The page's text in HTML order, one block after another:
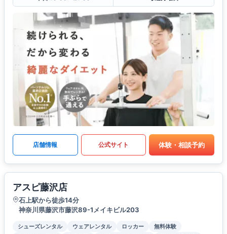
店舗情報 公式サイト 体験・相談予約
アスピ藤沢店
石上駅から徒歩14分
神奈川県藤沢市藤沢89-1メイキビル203
シューズレンタル ウェアレンタル ロッカー
無料体験